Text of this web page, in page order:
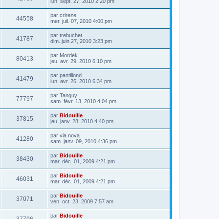
44558 par crireze
mer. juil. 07, 2010 4:00 pm
41787 par trebuchet
dim. juin 27, 2010 3:23 pm
80413 par Mordek
jeu. avr. 29, 2010 6:10 pm
41479 par pantillond
lun. avr. 26, 2010 6:34 pm
77797 par Tanguy
sam. févr. 13, 2010 4:04 pm
37815 par Bidouille
jeu. janv. 28, 2010 4:40 pm
41280 par via nova
sam. janv. 09, 2010 4:36 pm
38430 par Bidouille
mar. déc. 01, 2009 4:21 pm
46031 par Bidouille
mar. déc. 01, 2009 4:21 pm
37071 par Bidouille
ven. oct. 23, 2009 7:57 am
par Bidouille